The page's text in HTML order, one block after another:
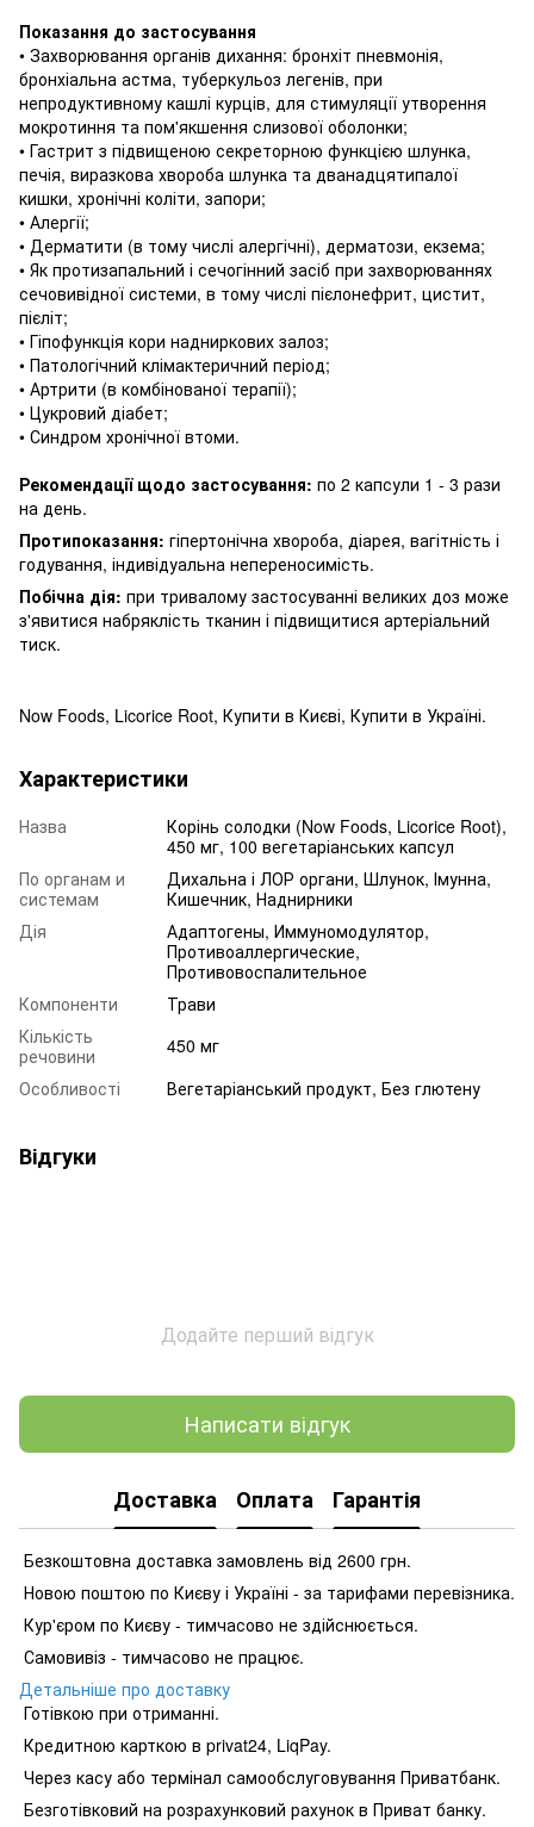
Показання до застосування
• Захворювання органів дихання: бронхіт пневмонія,
бронхіальна астма, туберкульоз легенів, при
непродуктивному кашлі курців, для стимуляції утворення
мокротиння та пом'якшення слизової оболонки;
• Гастрит з підвищеною секреторною функцією шлунка,
печія, виразкова хвороба шлунка та дванадцятипалої
кишки, хронічні коліти, запори;
• Алергії;
• Дерматити (в тому числі алергічні), дерматози, екзема;
• Як протизапальний і сечогінний засіб при захворюваннях
сечовивідної системи, в тому числі пієлонефрит, цистит,
пієліт;
• Гіпофункція кори надниркових залоз;
• Патологічний клімактеричний період;
• Артрити (в комбінованої терапії);
• Цукровий діабет;
• Синдром хронічної втоми.
Рекомендації щодо застосування: по 2 капсули 1 - 3 рази
на день.
Протипоказання: гіпертонічна хвороба, діарея, вагітність і
годування, індивідуальна непереносимість.
Побічна дія: при тривалому застосуванні великих доз може
з'явитися набряклість тканин і підвищитися артеріальний
тиск.
Now Foods, Licorice Root, Купити в Києві, Купити в Україні.
Характеристики
Назва
Корінь солодки (Now Foods, Licorice Root),
450 мг, 100 вегетаріанських капсул
По органам и
системам
Дихальна і ЛОР органи, Шлунок, Імунна,
Кишечник, Наднирники
Дія
Адаптогены, Иммуномодулятор,
Противоаллергические,
Противовоспалительное
Компоненти
Трави
Кількість
речовини
450 мг
Особливості
Вегетаріанський продукт, Без глютену
Відгуки
Додайте перший відгук
Написати відгук
Доставка Оплата Гарантія
Безкоштовна доставка замовлень від 2600 грн.
Новою поштою по Києву і Україні - за тарифами перевізника.
Кур'єром по Києву - тимчасово не здійснюється.
Самовивіз - тимчасово не працює.
Детальніше про доставку
Готівкою при отриманні.
Кредитною карткою в privat24, LiqPay.
Через касу або термінал самообслуговування Приватбанк.
Безготівковий на розрахунковий рахунок в Приват банку.